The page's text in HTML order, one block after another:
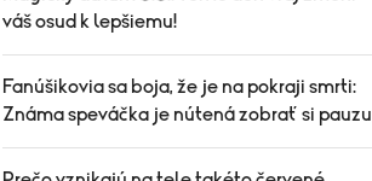
váš osud k lepšiemu!
Fanúšikovia sa boja, že je na pokraji smrti:
Známa speváčka je nútená zobrať si pauzu